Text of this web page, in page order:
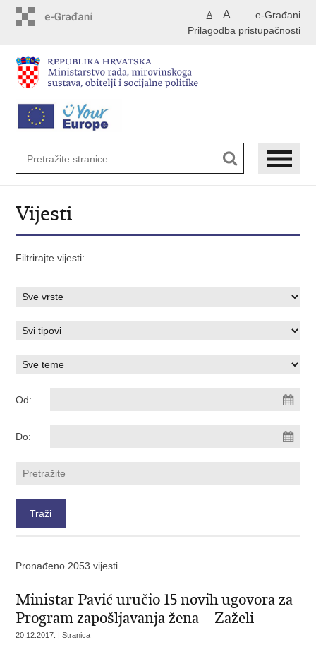
e-Građani
A A
Prilagodba pristupačnosti
Vijesti
Filtrirajte vijesti:
Od:
Do:
Pronađeno 2053 vijesti.
Ministar Pavić uručio 15 novih ugovora za
Program zapošljavanja žena – Zaželi
20.12.2017. | Stranica